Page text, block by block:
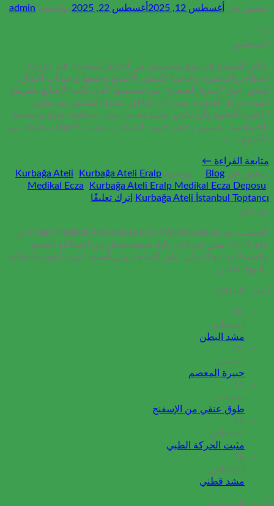
منشور في أغسطس 12, 2025 أغسطس 22, 2025 بواسطة admin
12
أغسطس
جبائر الضفدع هي نوع متخصص من الجبائر يُستخدم في جراحة
العظام والرضوح، وخاصةً لكسور الأصابع وخلعها وإصابات الأوتار.
يُشتق اسم "جبيرة الضفدع" من تصميمها الذي يُثبّت الأصابع بطريقة
تُشبه حركة الضفدع. يجب أن تتوافق عملية التصنيع مع معايير
الأجهزة الطبية وأن تكون مصنوعة من مواد متوافقة حيويًا ومضادة
للحساسية. تصميم وحجم جبيرة الضفدع مناسب لأحجام مختلفة من
الأصابع [...]
متابعة القراءة ←
منشور في Blog موسوم Kurbağa Ateli، Kurbağa Ateli Eralp
Medikal Ecza، Kurbağa Ateli Eralp Medikal Ecza Deposu،
Kurbağa Ateli İstanbul Toptancı
اترك تعليقًا
من نحن
تأسست شركة Eralp Medikal Pharmaceutical Warehouse في
عام 2019، وهي شركة رعاية صحية تعمل في الصناعة الطبية
والصيدلانية مع التركيز على الإنتاج وتولي أهمية كبيرة للجودة العالية
والنهج العلمي.
أحدث المقالات
05
أغسطس
مشد البطن
24
سبتمبر
جبيرة المعصم
15
سبتمبر
طوق عنقي من الإسفنج
22
أغسطس
مثبت الحركة الطبي
16
أغسطس
مشد قطني
أحدث التعليقات